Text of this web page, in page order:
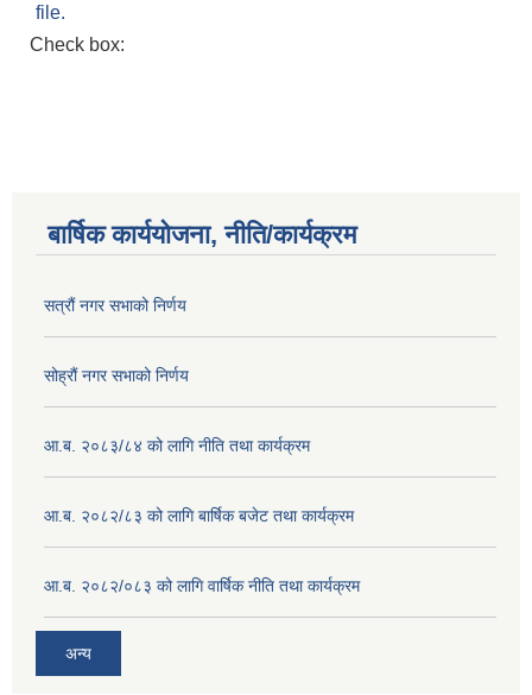
file.
Check box:
बार्षिक कार्ययोजना, नीति/कार्यक्रम
सत्रौं नगर सभाको निर्णय
सोह्रौं नगर सभाको निर्णय
आ.ब. २०८३/८४ को लागि नीति तथा कार्यक्रम
आ.ब. २०८२/८३ को लागि बार्षिक बजेट तथा कार्यक्रम
आ.ब. २०८२/०८३ को लागि वार्षिक नीति तथा कार्यक्रम
अन्य